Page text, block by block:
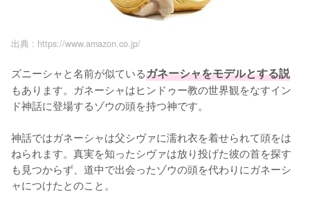
出典 : https://www.amazon.co.jp/
ズニーシャと名前が似ているガネーシャをモデルとする説
もあります。ガネーシャはヒンドゥー教の世界観をなすイン
ド神話に登場するゾウの頭を持つ神です。
神話ではガネーシャは父シヴァに濡れ衣を着せられて頭をは
ねられます。真実を知ったシヴァは放り投げた彼の首を探す
も見つからず、道中で出会ったゾウの頭を代わりにガネーシ
ャにつけたとのこと。